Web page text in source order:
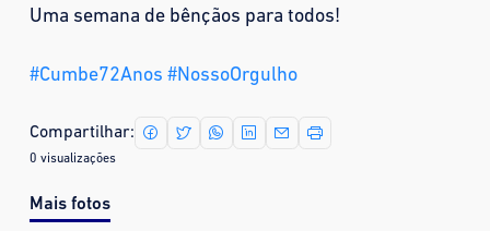
Uma semana de bênçãos para todos!
#Cumbe72Anos #NossoOrgulho
Compartilhar:
0 visualizações
Mais fotos